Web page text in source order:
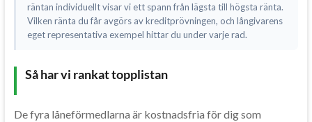
räntan individuellt visar vi ett spann från lägsta till högsta ränta.
Vilken ränta du får avgörs av kreditprövningen, och långivarens
eget representativa exempel hittar du under varje rad.
Så har vi rankat topplistan
De fyra låneförmedlarna är kostnadsfria för dig som